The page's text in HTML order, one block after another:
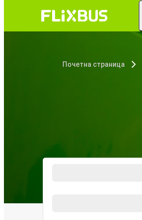
Почетна страница